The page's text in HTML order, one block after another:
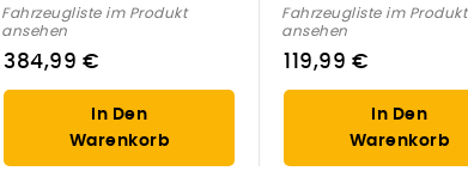
Fahrzeugliste im Produkt
ansehen
384,99 €
In Den
Warenkorb
Fahrzeugliste im Produkt
ansehen
119,99 €
In Den
Warenkorb